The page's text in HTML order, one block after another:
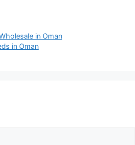
in Oman
in Oman